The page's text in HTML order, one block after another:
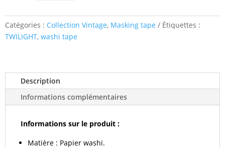
Fonds
style
Catégories : Collection Vintage, Masking tape
Étiquettes :
TWILIGHT, washi tape
Description
Informations complémentaires
Informations sur le produit :
Matière : Papier washi.